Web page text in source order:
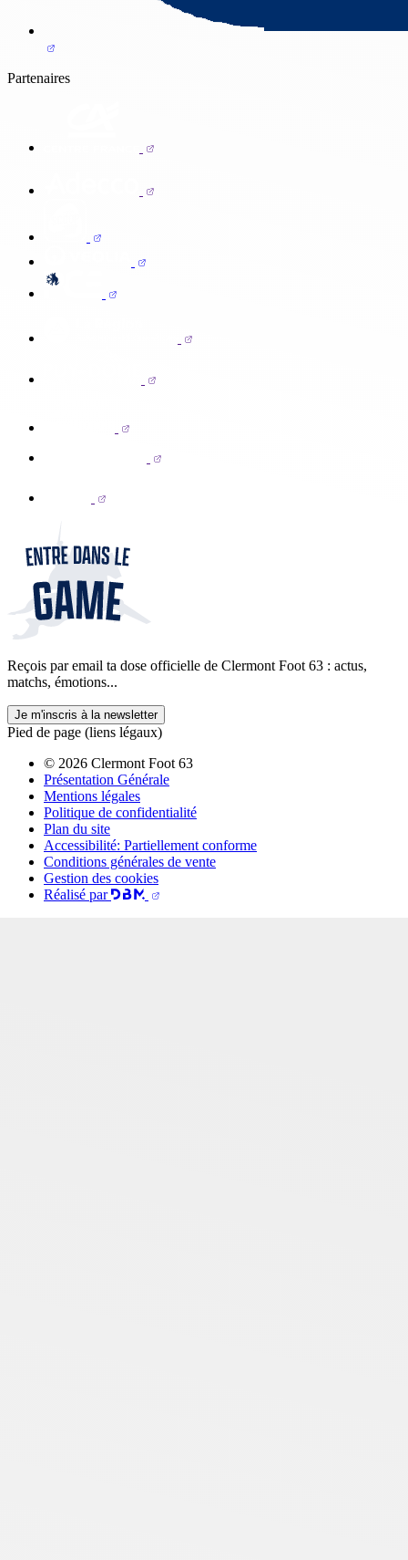
Partenaires
Reçois par email ta dose officielle de Clermont Foot 63 : actus,
matchs, émotions...
Je m'inscris à la newsletter
Pied de page (liens légaux)
© 2026 Clermont Foot 63
Présentation Générale
Mentions légales
Politique de confidentialité
Plan du site
Accessibilité: Partiellement conforme
Conditions générales de vente
Gestion des cookies
Réalisé par